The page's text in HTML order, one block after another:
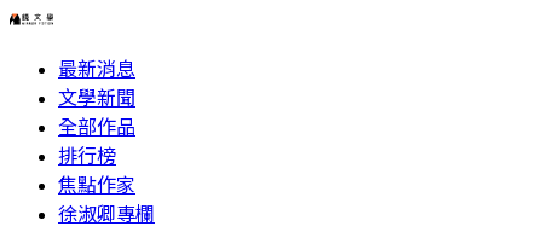
最新消息
文學新聞
全部作品
排行榜
焦點作家
徐淑卿專欄